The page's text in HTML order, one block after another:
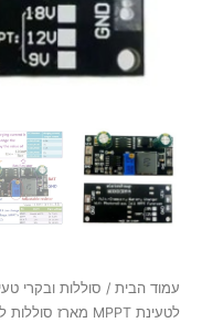
עמוד הבית / סוללות ובקרי
לטעינת MPPT מארז סוללות ליתיום LiFePO4 מפאנל סולארי 18V